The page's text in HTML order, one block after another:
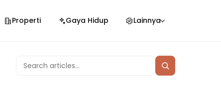
Properti Gaya Hidup Lainnya
Search
Search